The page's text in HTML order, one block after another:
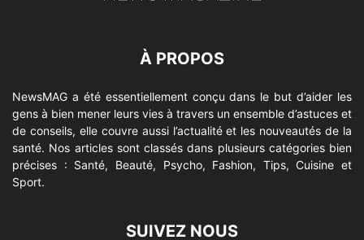
À PROPOS
NewsMAG a été essentiellement conçu dans le but d’aider les
gens à bien mener leurs vies à travers un ensemble d’astuces et
de conseils, elle couvre aussi l’actualité et les nouveautés de la
santé. Nos articles sont classés dans plusieurs catégories bien
précises : Santé, Beauté, Psycho, Fashion, Tips, Cuisine et
Sport.
SUIVEZ NOUS